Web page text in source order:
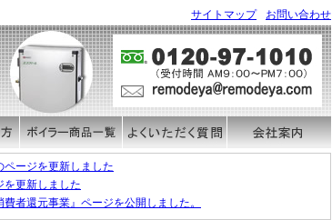
お問い合わせ
サイトマップ
ージを更新しました
を更新しました
費者還元事業』ページを公開しました。